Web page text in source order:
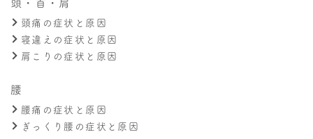
頭痛の症状と原因
寝違えの症状と原因
肩こりの症状と原因
腰
腰痛の症状と原因
ぎっくり腰の症状と原因